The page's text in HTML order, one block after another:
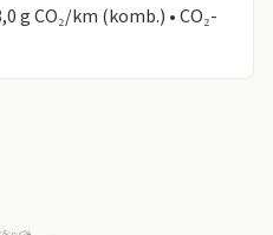
g CO₂/km (komb.) • CO₂-